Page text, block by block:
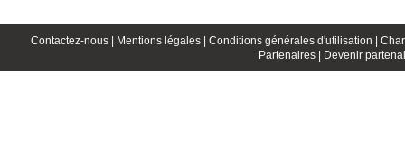
Contactez-nous | Mentions légales | Conditions générales d'utilisation |
Partenaires | Devenir